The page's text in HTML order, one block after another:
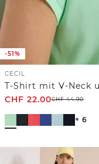
-51%
CECIL
CHF 22.00CHF44.90
+ 6